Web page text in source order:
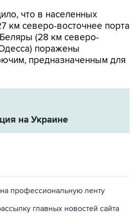
что в населенных
км северо-восточнее порта
(28 км северо-
поражены
предназначенным для
на Украине
профессиональную ленту
главных новостей сайта